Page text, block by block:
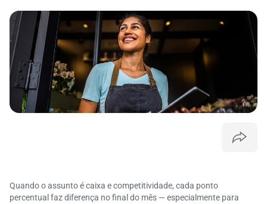
Quando o assunto é caixa e competitividade, cada ponto
percentual faz diferença no final do mês — especialmente para